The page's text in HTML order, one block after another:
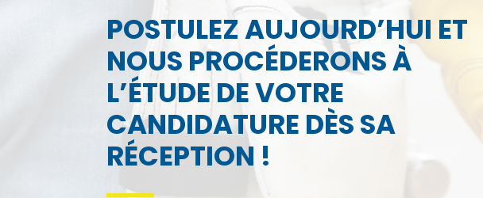
POSTULEZ AUJOURD’HUI ET
NOUS PROCÉDERONS À
L’ÉTUDE DE VOTRE
CANDIDATURE DÈS SA
RÉCEPTION !